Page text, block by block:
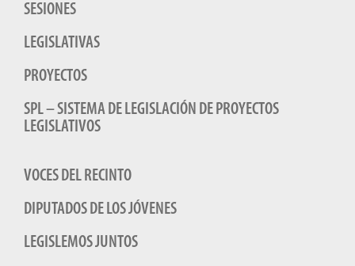
SESIONES
LEGISLATIVAS
PROYECTOS
SPL – SISTEMA DE LEGISLACIÓN DE PROYECTOS
LEGISLATIVOS
VOCES DEL RECINTO
DIPUTADOS DE LOS JÓVENES
LEGISLEMOS JUNTOS